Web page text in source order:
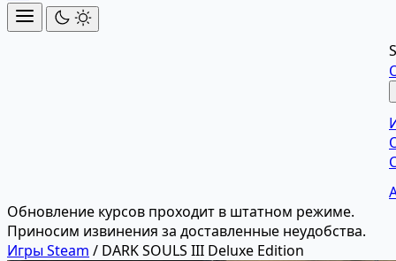
Обновление курсов проходит в штатном режиме.
Приносим извинения за доставленные неудобства.
Игры Steam / DARK SOULS III Deluxe Edition